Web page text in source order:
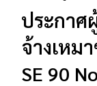
ประกาศ
จ้างเหม
SE 90